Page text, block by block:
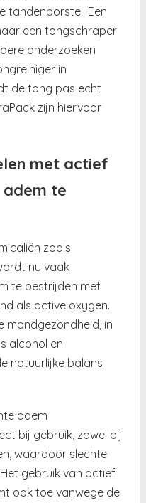
tandenborstel. Een
een tongschraper
onderzoeken
in
de tong pas echt
zijn hiervoor
met actief
te
zoals
nu vaak
te bestrijden met
als active oxygen.
mondgezondheid, in
alcohol en
natuurlijke balans
adem
bij gebruik, zowel bij
waardoor slechte
gebruik van actief
ook toe vanwege de